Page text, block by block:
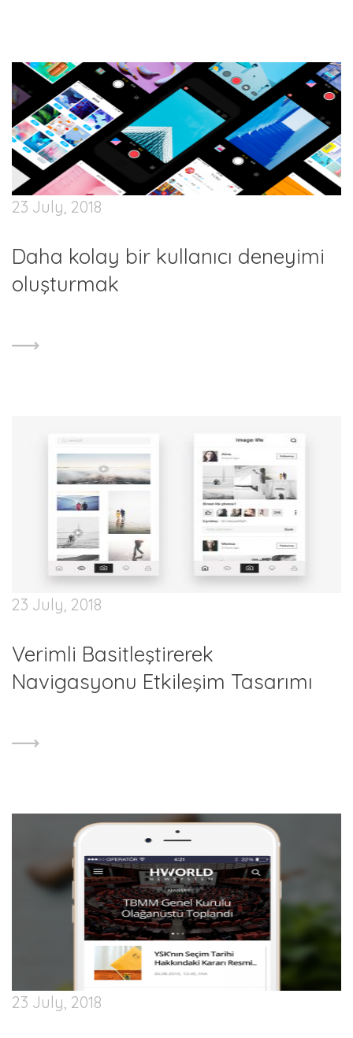
23 July, 2018
Daha kolay bir kullanıcı deneyimi
oluşturmak
23 July, 2018
Verimli Basitleştirerek
Navigasyonu Etkileşim Tasarımı
23 July, 2018